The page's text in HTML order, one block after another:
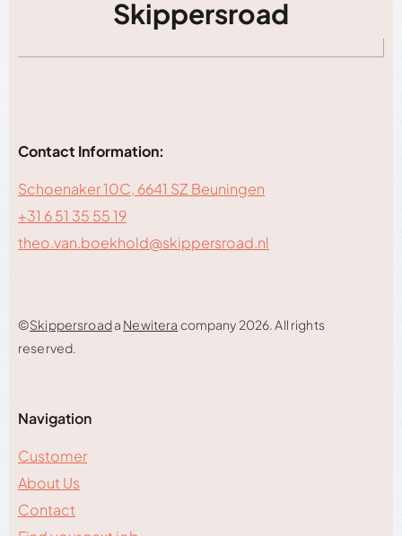
Skippersroad
Contact Information:
Schoenaker 10C, 6641 SZ Beuningen
+31 6 51 35 55 19
theo.van.boekhold@skippersroad.nl
©Skippersroada Newitera company 2026. All rights
reserved.
Navigation
Customer
About Us
Contact